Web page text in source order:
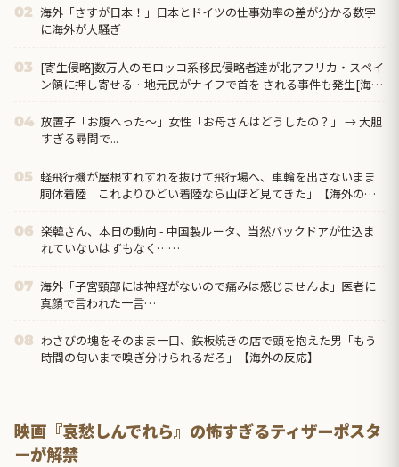
02 海外「さすが日本！」日本とドイツの仕事効率の差が分かる数字
に海外が大騒ぎ
03 [寄生侵略]数万人のモロッコ系移民侵略者達が北アフリカ・スペイ
ン領に押し寄せる…地元民がナイフで首を される事件も発生[海外
04 放置子「お腹へった～」女性「お母さんはどうしたの？」 → 大胆
すぎる尋問で...
05 軽飛行機が屋根すれすれを抜けて飛行場へ、車輪を出さないまま
胴体着陸「これよりひどい着陸なら山ほど見てきた」【海外の反
06 楽韓さん、本日の動向 - 中国製ルータ、当然バックドアが仕込ま
れていないはずもなく……
07 海外「子宮頸部には神経がないので痛みは感じませんよ」医者に
真顔で言われた一言…
08 わさびの塊をそのまま一口、鉄板焼きの店で頭を抱えた男「もう
時間の匂いまで嗅ぎ分けられるだろ」【海外の反応】
映画『哀愁しんでれら』の怖すぎるティザーポスタ
ーが解禁